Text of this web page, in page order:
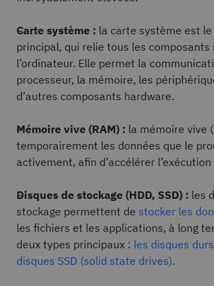
Carte système : la carte système est
principal, qui relie tous les composants
l’ordinateur. Elle permet la
processeur, la mémoire, les
d’autres composants hardware.
Mémoire vive (RAM) : la mémoire vive
temporairement les données que le
activement, afin d’accélérer
Disques de stockage (HDD, SSD) : les
stockage permettent de stocker les
les fichiers et les applications, à long
deux types principaux : les disques
disques SSD (solid state drives).